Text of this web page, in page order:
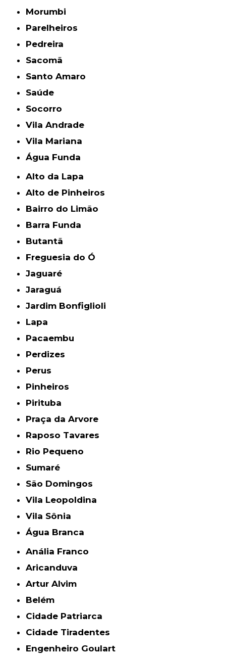
Morumbi
Parelheiros
Pedreira
Sacomã
Santo Amaro
Saúde
Socorro
Vila Andrade
Vila Mariana
Água Funda
Alto da Lapa
Alto de Pinheiros
Bairro do Limão
Barra Funda
Butantã
Freguesia do Ó
Jaguaré
Jaraguá
Jardim Bonfiglioli
Lapa
Pacaembu
Perdizes
Perus
Pinheiros
Pirituba
Praça da Arvore
Raposo Tavares
Rio Pequeno
Sumaré
São Domingos
Vila Leopoldina
Vila Sônia
Água Branca
Anália Franco
Aricanduva
Artur Alvim
Belém
Cidade Patriarca
Cidade Tiradentes
Engenheiro Goulart